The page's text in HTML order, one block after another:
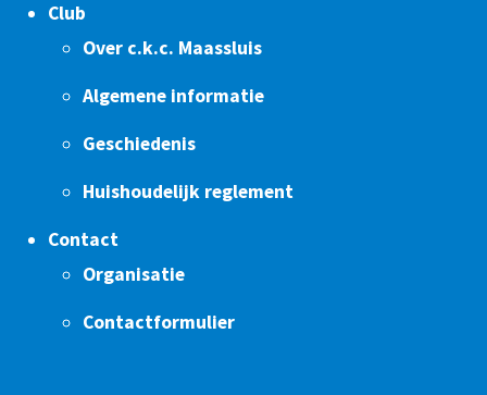
Club
Over c.k.c. Maassluis
Algemene informatie
Geschiedenis
Huishoudelijk reglement
Contact
Organisatie
Contactformulier